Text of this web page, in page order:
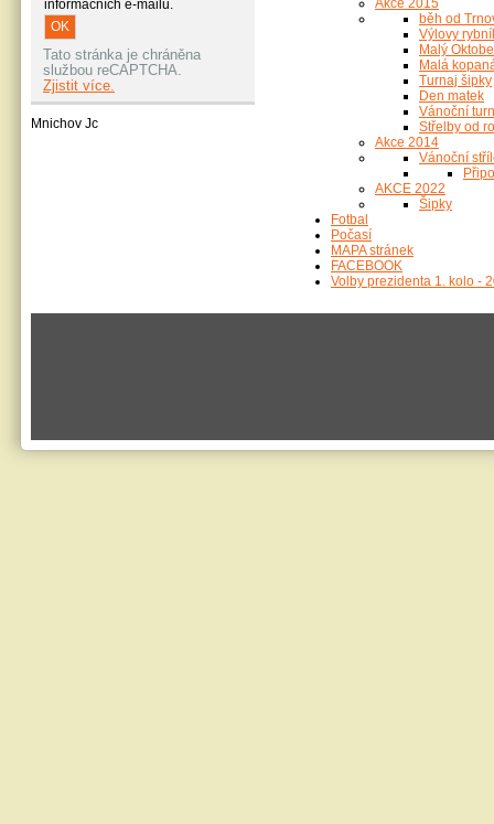
informačních e-mailů.
Tato stránka je chráněna
službou reCAPTCHA.
Zjistit více.
Mnichov Jc
Akce 2015
běh od
Výlovy
Malý
Malá
Turnaj šipky
Den matek
Vánoční
Střelby od
Akce 2014
Vánoční
AKCE 2022
Šipky
Fotbal
Počasí
MAPA stránek
FACEBOOK
Volby prezidenta 1. kolo -